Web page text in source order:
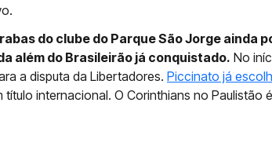
do clube do Parque São Jorge ainda
além do Brasileirão já conquistado. No
a disputa da Libertadores. Piccinato já
título internacional. O Corinthians no Paulistão